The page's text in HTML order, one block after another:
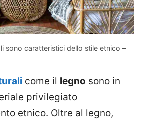
sono caratteristici dello stile etnico –
come il legno sono in
privilegiato
etnico. Oltre al legno,